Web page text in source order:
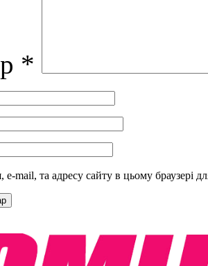
*
e-mail, та адресу сайту в цьому браузері